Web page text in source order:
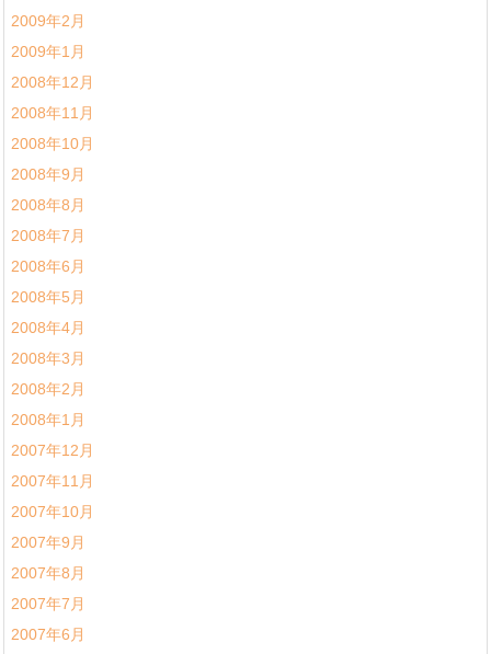
2009年2月
2009年1月
2008年12月
2008年11月
2008年10月
2008年9月
2008年8月
2008年7月
2008年6月
2008年5月
2008年4月
2008年3月
2008年2月
2008年1月
2007年12月
2007年11月
2007年10月
2007年9月
2007年8月
2007年7月
2007年6月